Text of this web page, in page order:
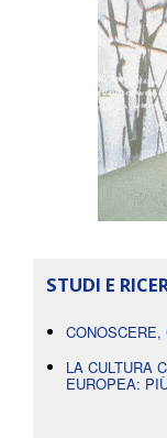
STUDI E
LA CULTURA
EUROPEA: